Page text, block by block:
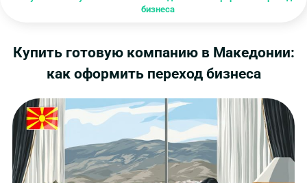
бизнеса
Купить готовую компанию в Македонии:
как оформить переход бизнеса